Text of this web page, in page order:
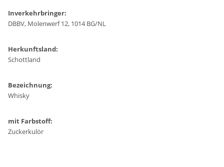
Inverkehrbringer:
DBBV, Molenwerf 12, 1014 BG/NL
Herkunftsland:
Schottland
Bezeichnung:
Whisky
mit Farbstoff:
Zuckerkulör